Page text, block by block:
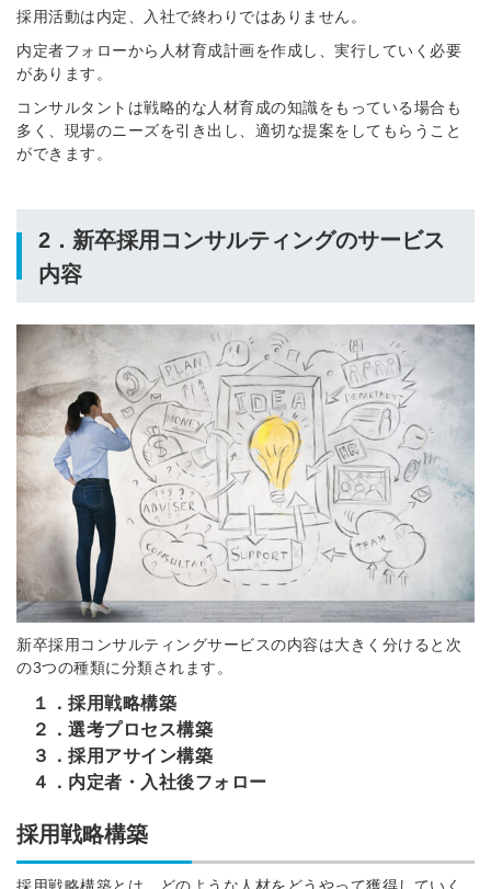
採用活動は内定、入社で終わりではありません。
内定者フォローから人材育成計画を作成し、実行していく必要
があります。
コンサルタントは戦略的な人材育成の知識をもっている場合も
多く、現場のニーズを引き出し、適切な提案をしてもらうこと
ができます。
2．新卒採用コンサルティングのサービス
内容
新卒採用コンサルティングサービスの内容は大きく分けると次
の3つの種類に分類されます。
１．採用戦略構築
２．選考プロセス構築
３．採用アサイン構築
４．内定者・入社後フォロー
採用戦略構築
採用戦略構築とは、どのような人材をどうやって獲得していく